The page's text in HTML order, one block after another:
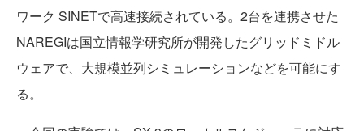
ワーク SINETで高速接続されている。2台を連携させた
NAREGIは国立情報学研究所が開発したグリッドミドル
ウェアで、大規模並列シミュレーションなどを可能にす
る。